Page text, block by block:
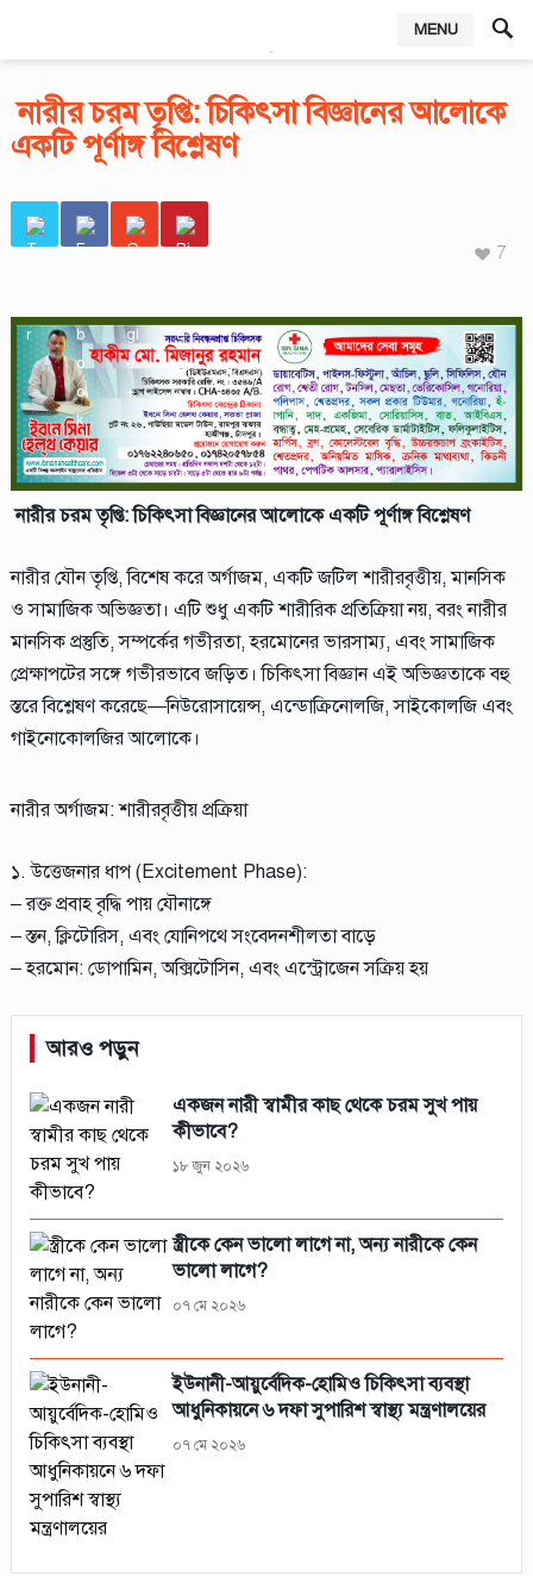
,
MENU
নারীর চরম তৃপ্তি: চিকিৎসা বিজ্ঞানের আলোকে
একটি পূর্ণাঙ্গ বিশ্লেষণ
7
নারীর চরম তৃপ্তি: চিকিৎসা বিজ্ঞানের আলোকে একটি পূর্ণাঙ্গ বিশ্লেষণ
নারীর যৌন তৃপ্তি, বিশেষ করে অর্গাজম, একটি জটিল শারীরবৃত্তীয়, মানসিক
ও সামাজিক অভিজ্ঞতা। এটি শুধু একটি শারীরিক প্রতিক্রিয়া নয়, বরং নারীর
মানসিক প্রস্তুতি, সম্পর্কের গভীরতা, হরমোনের ভারসাম্য, এবং সামাজিক
প্রেক্ষাপটের সঙ্গে গভীরভাবে জড়িত। চিকিৎসা বিজ্ঞান এই অভিজ্ঞতাকে বহু
স্তরে বিশ্লেষণ করেছে—নিউরোসায়েন্স, এন্ডোক্রিনোলজি, সাইকোলজি এবং
গাইনোকোলজির আলোকে।
নারীর অর্গাজম: শারীরবৃত্তীয় প্রক্রিয়া
১. উত্তেজনার ধাপ (Excitement Phase):
– রক্ত প্রবাহ বৃদ্ধি পায় যৌনাঙ্গে
– স্তন, ক্লিটোরিস, এবং যোনিপথে সংবেদনশীলতা বাড়ে
– হরমোন: ডোপামিন, অক্সিটোসিন, এবং এস্ট্রোজেন সক্রিয় হয়
আরও পড়ুন
একজন নারী স্বামীর কাছ থেকে চরম সুখ পায়
কীভাবে?
১৮ জুন ২০২৬
স্ত্রীকে কেন ভালো লাগে না, অন্য নারীকে কেন
ভালো লাগে?
০৭ মে ২০২৬
ইউনানী-আয়ুর্বেদিক-হোমিও চিকিৎসা ব্যবস্থা
আধুনিকায়নে ৬ দফা সুপারিশ স্বাস্থ্য মন্ত্রণালয়ের
০৭ মে ২০২৬